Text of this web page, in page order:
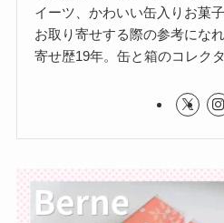
イーツ、かわいい缶入りお菓
お取り寄せする際の参考にな
寄せ歴19年。缶と箱のコレクタ